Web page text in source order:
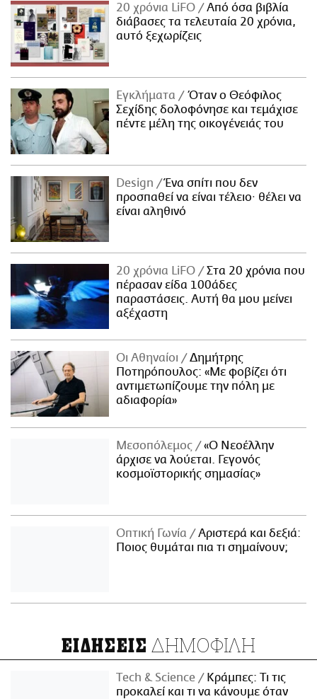
20 χρόνια LiFO
Από όσα βιβλία
διάβασες τα τελευταία 20 χρόνια,
αυτό ξεχωρίζεις
Εγκλήματα
Όταν ο Θεόφιλος
Σεχίδης δολοφόνησε και τεμάχισε
πέντε μέλη της οικογένειάς του
Design
Ένα σπίτι που δεν
προσπαθεί να είναι τέλειο· θέλει να
είναι αληθινό
20 χρόνια LiFO
Στα 20 χρόνια που
πέρασαν είδα 100άδες
παραστάσεις. Αυτή θα μου μείνει
αξέχαστη
Οι Αθηναίοι
Δημήτρης
Ποτηρόπουλος: «Με φοβίζει ότι
αντιμετωπίζουμε την πόλη με
αδιαφορία»
Μεσοπόλεμος
«Ο Νεοέλλην
άρχισε να λούεται. Γεγονός
κοσμοϊστορικής σημασίας»
Οπτική Γωνία
Αριστερά και δεξιά:
Ποιος θυμάται πια τι σημαίνουν;
ΕΙΔΗΣΕΙΣ ΔΗΜΟΦΙΛΗ
Τech & Science
Κράμπες: Τι τις
προκαλεί και τι να κάνουμε όταν